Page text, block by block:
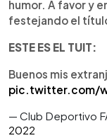
humor. A favor y
festejando el
ESTE ES EL TUIT:
Buenos mis
pic.twitter.com/
— Club Deportivo
2022